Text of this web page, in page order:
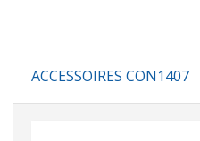
ACCESSOIRES CON1407